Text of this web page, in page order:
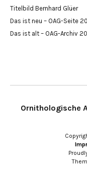
Titelbild Bernhard Glüer
Das ist neu – OAG-Seite
Das ist alt – OAG-Archiv
Ornithologische